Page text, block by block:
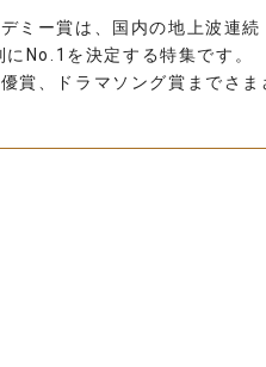
ミー賞は、国内の地上波連続
No.1を決定する特集です。
賞、ドラマソング賞までさま